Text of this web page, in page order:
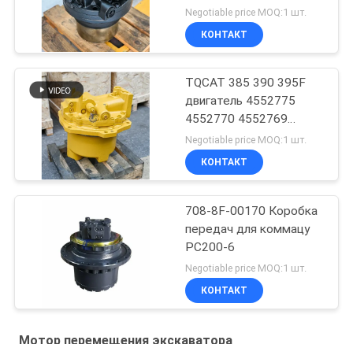
3789567
Negotiable price MOQ:1 шт.
КОНТАКТ
TQCAT 385 390 395F
двигатель 4552775
4552770 4552769
4552771 конечная
коробка уменьшения
привода
Negotiable price MOQ:1 шт.
КОНТАКТ
708-8F-00170 Коробка
передач для коммацу
PC200-6
Negotiable price MOQ:1 шт.
КОНТАКТ
Мотор перемещения экскаватора